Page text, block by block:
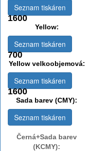
1600
Seznam tiskáren
Yellow:
700
Seznam tiskáren
Yellow velkoobjemová:
1600
Seznam tiskáren
Sada barev (CMY):
Seznam tiskáren
Černá+Sada barev
(KCMY):